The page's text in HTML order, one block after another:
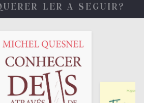
LER A SEGUIR?